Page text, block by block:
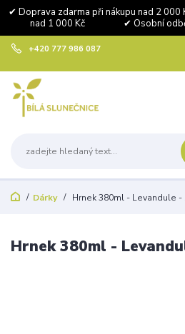
✔ Doprava zdarma při nákupu nad
nad 1 000 Kč ✔ Osobní odběr v
+420 777 986 087
Dárky Hrnek 380ml - Levandule -
Hrnek 380ml -